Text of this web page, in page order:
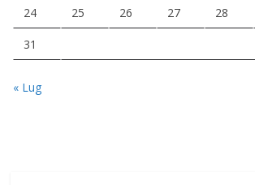
24 25 26 27 28
31
« Lug